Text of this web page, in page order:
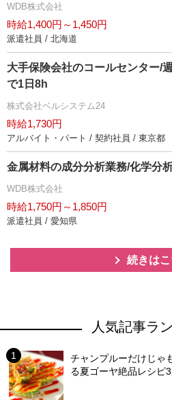
WDB株式会社
時給1,400円～1,450円
派遣社員 / 北海道
大手保険会社のコールセンター/
で1日8h
株式会社ベルシステム24
時給1,730円
アルバイト・パート / 契約社員 / 東京都
金属材料の成分分析業務/化学分
WDB株式会社
時給1,750円～1,850円
派遣社員 / 愛知県
続きはこ
人気記事ラ
チャンプルーだけじゃ
る夏ゴーヤ絶品レシピ